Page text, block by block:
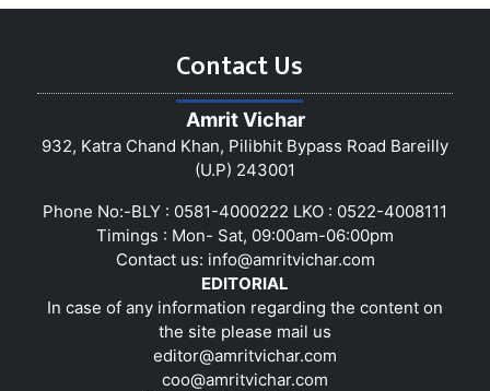
Contact Us
Amrit Vichar
932, Katra Chand Khan, Pilibhit Bypass Road Bareilly
(U.P) 243001
Phone No:-BLY : 0581-4000222 LKO : 0522-4008111
Timings : Mon- Sat, 09:00am-06:00pm
Contact us: info@amritvichar.com
EDITORIAL
In case of any information regarding the content on
the site please mail us
editor@amritvichar.com
coo@amritvichar.com